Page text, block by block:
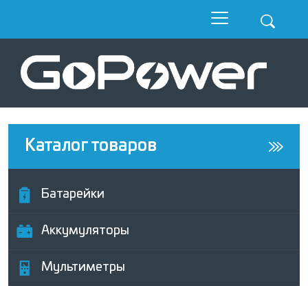
Каталог товаров
Батарейки
Аккумуляторы
Мультиметры